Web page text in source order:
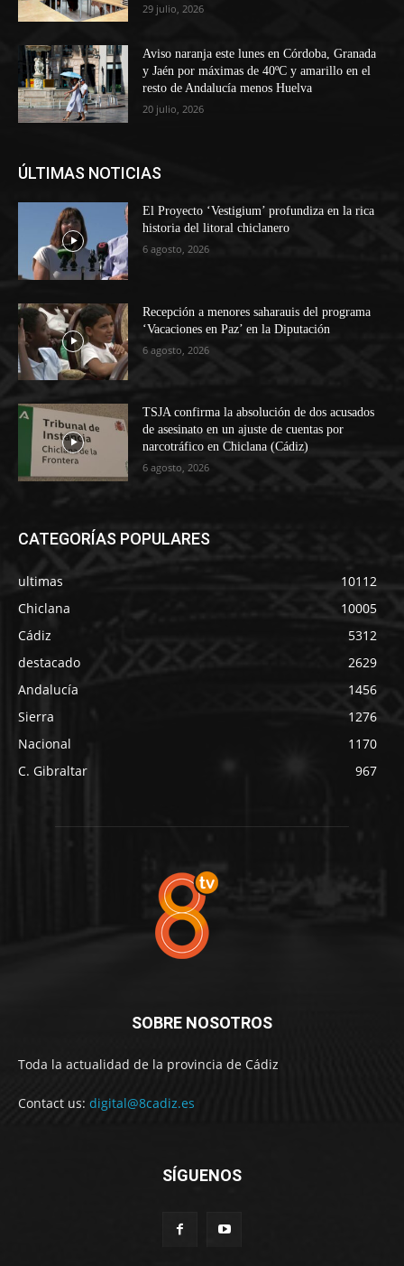
29 julio, 2026
Aviso naranja este lunes en Córdoba, Granada
y Jaén por máximas de 40ºC y amarillo en el
resto de Andalucía menos Huelva
20 julio, 2026
ÚLTIMAS NOTICIAS
El Proyecto ‘Vestigium’ profundiza en la rica
historia del litoral chiclanero
6 agosto, 2026
Recepción a menores saharauis del programa
‘Vacaciones en Paz’ en la Diputación
6 agosto, 2026
TSJA confirma la absolución de dos acusados
de asesinato en un ajuste de cuentas por
narcotráfico en Chiclana (Cádiz)
6 agosto, 2026
CATEGORÍAS POPULARES
ultimas
10112
Chiclana
10005
Cádiz
5312
destacado
2629
Andalucía
1456
Sierra
1276
Nacional
1170
C. Gibraltar
967
SOBRE NOSOTROS
Toda la actualidad de la provincia de Cádiz
Contact us: digital@8cadiz.es
SÍGUENOS